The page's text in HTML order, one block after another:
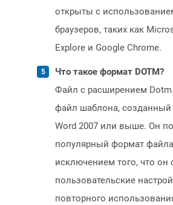
открыты с
браузеров, таких как
Explore и Google Chrome.
Что такое формат DOTM?
Файл с расширением Dotm
файл шаблона,
Word 2007 или выше. Он
популярный формат файла
исключением того, что он
пользовательские
повторного